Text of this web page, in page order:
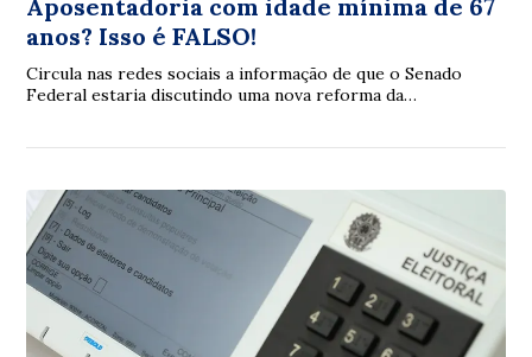
Aposentadoria com idade mínima de 67
anos? Isso é FALSO!
Circula nas redes sociais a informação de que o Senado
Federal estaria discutindo uma nova reforma da